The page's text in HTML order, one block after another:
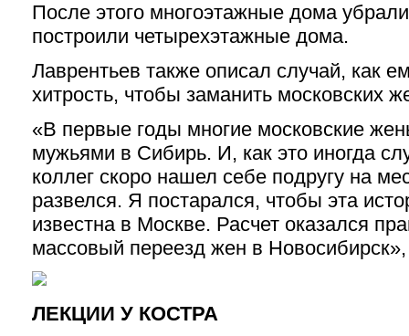
После этого многоэтажные дома
построили четырехэтажные дома.
Лаврентьев также описал случай, как
хитрость, чтобы заманить московских
«В первые годы многие московские
мужьями в Сибирь. И, как это иногда
коллег скоро нашел себе подругу на
развелся. Я постарался, чтобы эта
известна в Москве. Расчет оказался
массовый переезд жен в
ЛЕКЦИИ У КОСТРА